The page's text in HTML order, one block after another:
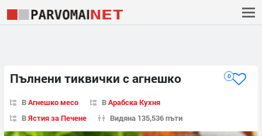
Пълнени тиквички с агнешко 0
ВАгнешко месо ВАрабска Кухня
ВЯстия за Печене Видяна 135,536 пъти